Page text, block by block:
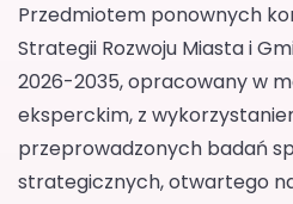
Przedmiotem ponownych
Strategii Rozwoju Miasta i
2026-2035, opracowany w
eksperckim, z
przeprowadzonych badań
strategicznych, otwartego